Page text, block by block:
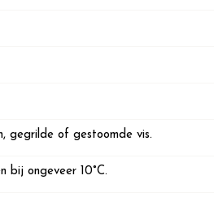
gegrilde of gestoomde vis.
bij ongeveer 10°C.